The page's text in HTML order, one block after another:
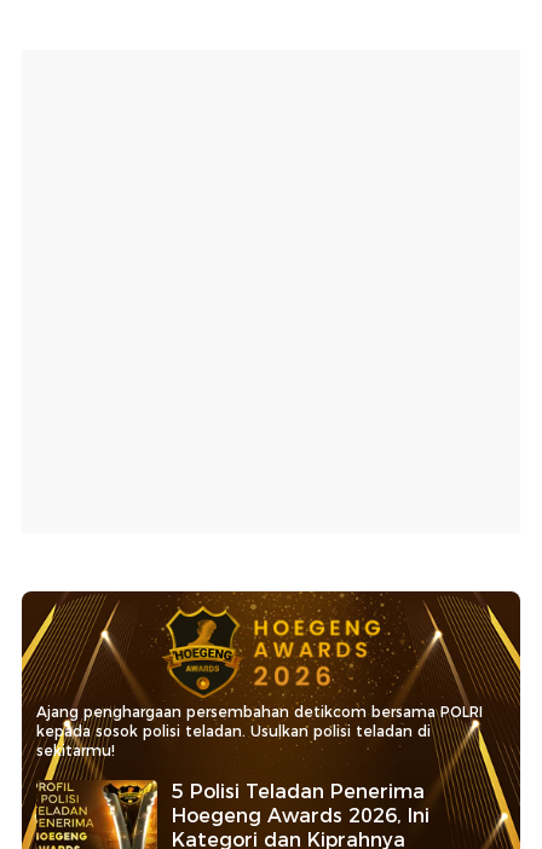
Ajang penghargaan persembahan detikcom bersama POLRI
kepada sosok polisi teladan. Usulkan polisi teladan di
sekitarmu!
5 Polisi Teladan Penerima
Hoegeng Awards 2026, Ini
Kategori dan Kiprahnya